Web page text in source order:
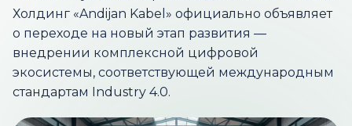
Холдинг «Andijan Kabel» официально объявляет
о переходе на новый этап развития —
внедрении комплексной цифровой
экосистемы, соответствующей международным
стандартам Industry 4.0.